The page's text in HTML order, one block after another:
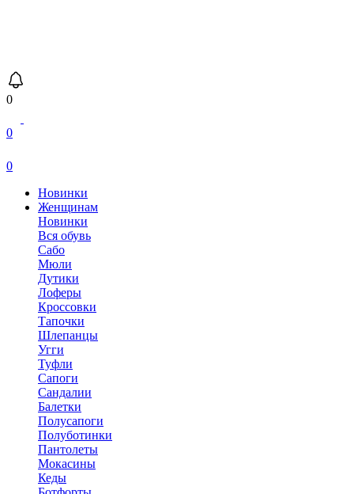
0
0
0
Новинки
Женщинам
Новинки
Вся обувь
Сабо
Мюли
Дутики
Лоферы
Кроссовки
Тапочки
Шлепанцы
Угги
Туфли
Сапоги
Сандалии
Балетки
Полусапоги
Полуботинки
Пантолеты
Мокасины
Кеды